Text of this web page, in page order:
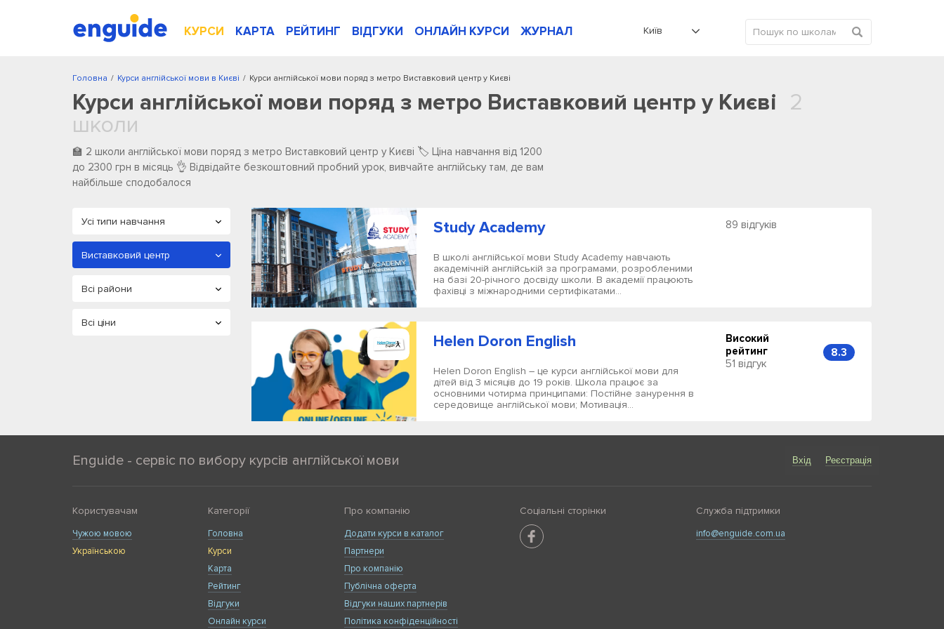
КУРСИ КАРТА РЕЙТИНГ ВІДГУКИ ОНЛАЙН КУРСИ ЖУРНАЛ Київ
/
Головна /
Курси англійської мови в Києві Курси англійської мови поряд з метро Виставковий центр у Києві
Курси англійської мови поряд з метро Виставковий центр у Києві 2
школи
🏫 2 школи англійської мови поряд з метро Виставковий центр у Києві 🏷️ Ціна навчання від 1200
до 2300 грн в місяць 👌 Відвідайте безкоштовний пробний урок, вивчайте англійську там, де вам
найбільше сподобалося
Study Academy
В школі англійської мови Study Academy навчають
академічній англійській за програмами, розробленими
на базі 20-річного досвіду школи. В академії працюють
фахівці з міжнародними сертифікатами...
89 відгуків
Helen Doron English
Helen Doron English – це курси англійської мови для
дітей від 3 місяців до 19 років. Школа працює за
основними чотирма принципами: Постійне занурення в
середовище англійської мови; Мотивація...
Високий
рейтинг
51 відгук
8.3
Enguide - сервіс по вибору курсів англійської мови Вхід Реєстрація
Користувачам
Чужою мовою
Українською
Категорії
Головна
Курси
Карта
Рейтинг
Відгуки
Онлайн курси
Про компанію
Додати курси в каталог
Партнери
Про компанію
Публічна оферта
Відгуки наших партнерів
Політика конфіденційності
Соціальні сторінки Служба підтримки
info@enguide.com.ua